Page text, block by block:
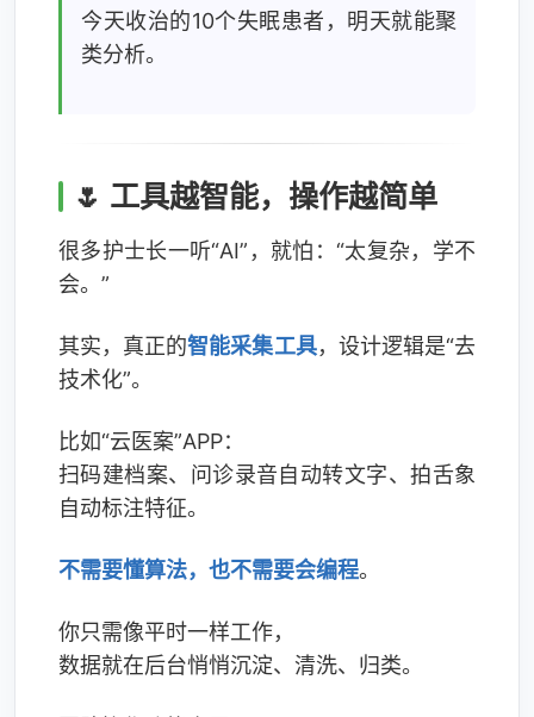
今天收治的10个失眠患者，明天就能聚
类分析。
🌷 工具越智能，操作越简单
很多护士长一听“AI”，就怕：“太复杂，学不
会。”
其实，真正的智能采集工具，设计逻辑是“去
技术化”。
比如“云医案”APP：
扫码建档案、问诊录音自动转文字、拍舌象
自动标注特征。
不需要懂算法，也不需要会编程。
你只需像平时一样工作，
数据就在后台悄悄沉淀、清洗、归类。